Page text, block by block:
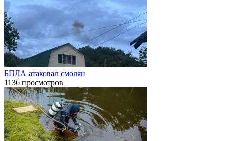
БПЛА атаковал смолян
1136 просмотров